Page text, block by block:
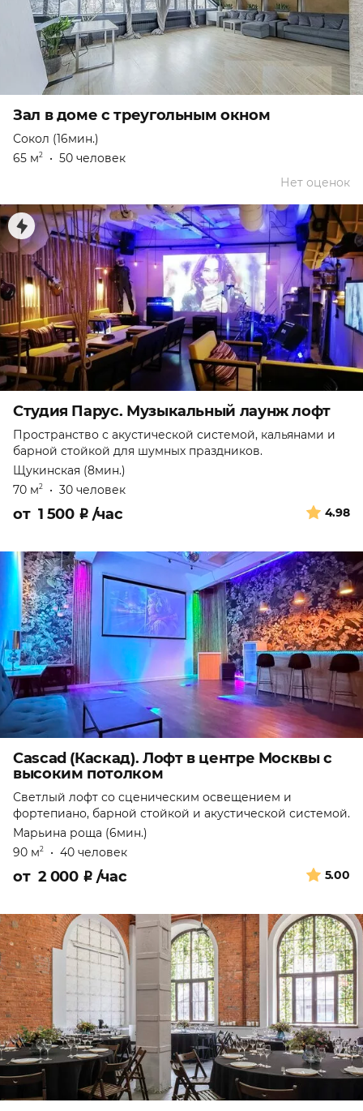
Зал в доме с треугольным окном
Сокол (16мин.)
65 м2 • 50 человек
Нет оценок
Студия Парус. Музыкальный лаунж лофт
Пространство с акустической системой, кальянами и
барной стойкой для шумных праздников.
Щукинская (8мин.)
70 м2 • 30 человек
4.98
от 1 500 ₽ /час
Cascad (Каскад). Лофт в центре Москвы с
высоким потолком
Светлый лофт со сценическим освещением и
фортепиано, барной стойкой и акустической системой.
Марьина роща (6мин.)
90 м2 • 40 человек
5.00
от 2 000 ₽ /час